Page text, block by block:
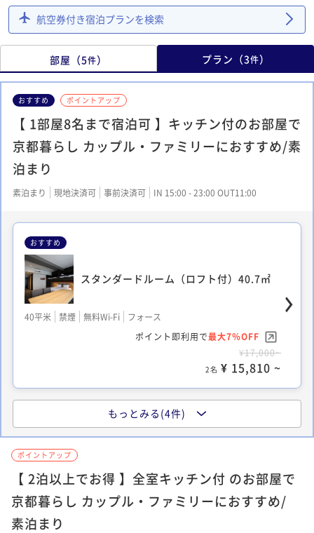
航空券付き宿泊プランを検索
部屋 （5件） プラン （3件）
おすすめ ポイントアップ
【 1部屋8名まで宿泊可 】キッチン付のお部屋で
京都暮らし カップル・ファミリーにおすすめ/素
泊まり
素泊まり 現地決済可 事前決済可 IN 15:00 - 23:00 OUT11:00
おすすめ
スタンダードルーム（ロフト付）40.7㎡
40平米 禁煙 無料Wi-Fi
フォース
ポイント即利用で最大7％OFF
¥17,000~
2名 ¥ 15,810 ~
デラックスルーム（二段ベッド付） 40.5
40平米 禁煙 無料Wi-Fi
フォース
ポイント即利用で
最大7％OFF
¥17,000~
もっとみる(4件)
ポイントアップ
【 2泊以上でお得 】全室キッチン付 のお部屋で
京都暮らし カップル・ファミリーにおすすめ/
素泊まり